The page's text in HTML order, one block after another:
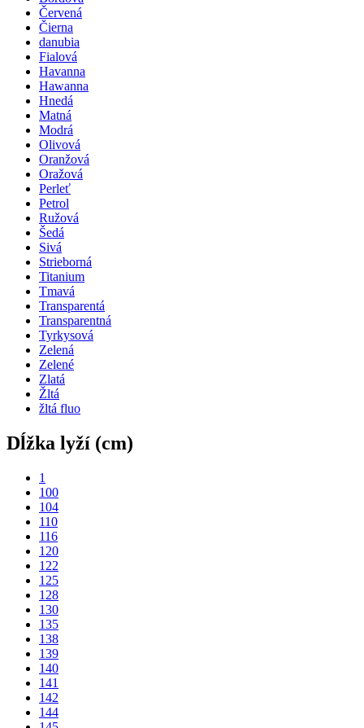
Červená
Čierna
danubia
Fialová
Havanna
Hawanna
Hnedá
Matná
Modrá
Olivová
Oranžová
Oražová
Perleť
Petrol
Ružová
Šedá
Sivá
Strieborná
Titanium
Tmavá
Transparentá
Transparentná
Tyrkysová
Zelená
Zelené
Zlatá
Žltá
žltá fluo
Dĺžka lyží (cm)
1
100
104
110
116
120
122
125
128
130
135
138
139
140
141
142
144